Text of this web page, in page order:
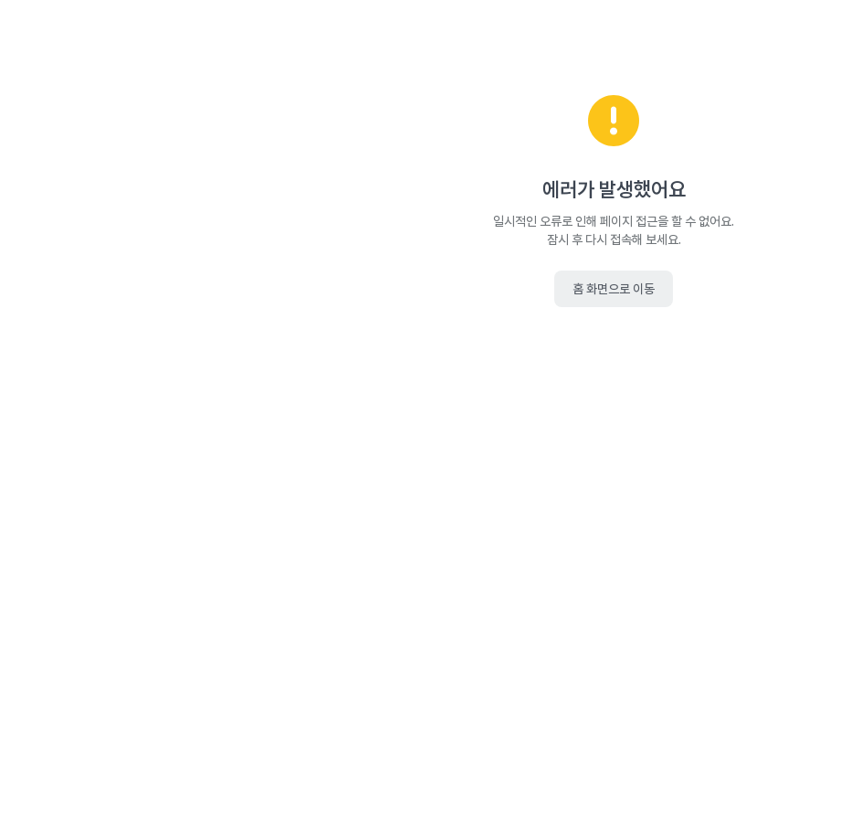
에러가 발생했어요
일시적인 오류로 인해 페이지 접근을 할 수 없어요.
잠시 후 다시 접속해 보세요.
홈 화면으로 이동